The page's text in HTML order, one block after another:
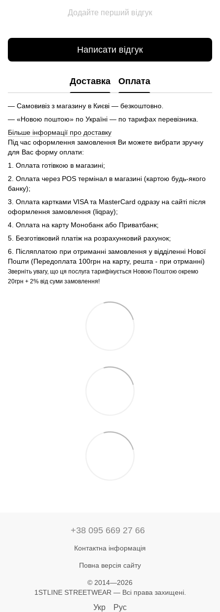
Додайте перший відгук
Написати відгук
Доставка Оплата
— Самовивіз з магазину в Києві — безкоштовно.
— «Новою поштою» по Україні — по тарифах перевізника.
Більше інформації про доставку
Під час оформлення замовлення Ви можете вибрати зручну
для Вас форму оплати:
1. Оплата готівкою в магазині;
2. Оплата через POS термінал в магазині (картою будь-якого
банку);
3. Оплата картками VISA та MasterCard одразу на сайті після
оформлення замовлення (liqpay);
4. Оплата на карту Монобанк або Приватбанк;
5. Безготівковий платіж на розрахунковий рахунок;
6. Післяплатою при отриманні замовлення у відділенні Нової
Пошти (Передоплата 100грн на карту, решта - при отрманні)
Зверніть увагу, що ця послуга тарифікується Новою Поштою окремо
20грн + 2% від суми замовлення!
+38 095 669 27 66
Контактна інформація
Повна версія сайту
© 2014—2026
1STLINE STREETWEAR — Всі права захищені.
Укр Рус